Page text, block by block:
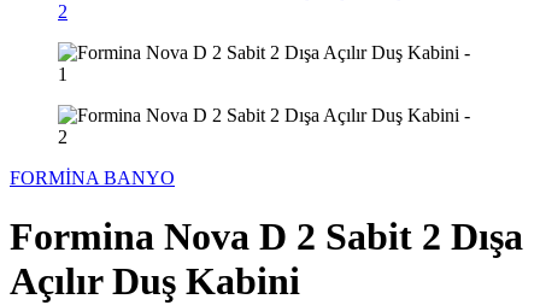
FORMİNA BANYO
Formina Nova D 2 Sabit 2 Dışa
Açılır Duş Kabini